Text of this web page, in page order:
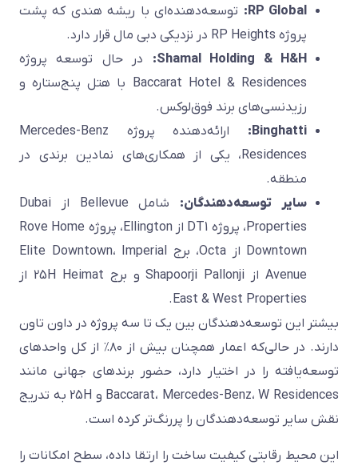
RP Global: توسعه‌دهنده‌ای با ریشه هندی که پشت
پروژه RP Heights در نزدیکی دبی مال قرار دارد.
Shamal Holding & H&H: در حال توسعه پروژه
Baccarat Hotel & Residences با هتل پنج‌ستاره و
رزیدنسی‌های برند فوق‌لوکس.
Binghatti:
ارائه‌دهنده پروژه Mercedes-Benz
Residences، یکی از همکاری‌های نمادین برندی در
منطقه.
سایر توسعه‌دهندگان:
شامل Bellevue از Dubai
Properties، پروژه DT1 از Ellington، پروژه Rove Home
Downtown از Octa، برج Elite Downtown، Imperial
Avenue از Shapoorji Pallonji و برج 25H Heimat از
East & West Properties.
بیشتر این توسعه‌دهندگان بین یک تا سه پروژه در داون تاون
دارند. در حالی‌که اعمار همچنان بیش از ۸۰٪ از کل واحدهای
توسعه‌یافته را در اختیار دارد، حضور برندهای جهانی مانند
Baccarat، Mercedes-Benz، W Residences و 25H به تدریج
نقش سایر توسعه‌دهندگان را پررنگ‌تر کرده است.
این محیط رقابتی کیفیت ساخت را ارتقا داده، سطح امکانات را